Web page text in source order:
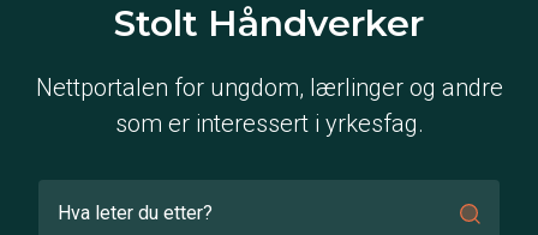
Stolt Håndverker
Nettportalen for ungdom, lærlinger og andre
som er interessert i yrkesfag.